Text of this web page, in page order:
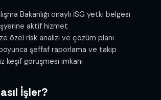
Bakanlığı onaylı İSG yetki belgesi
aktif hizmet
özel risk analizi ve çözüm planı
şeffaf raporlama ve takip
keşif görüşmesi imkanı
İşler?